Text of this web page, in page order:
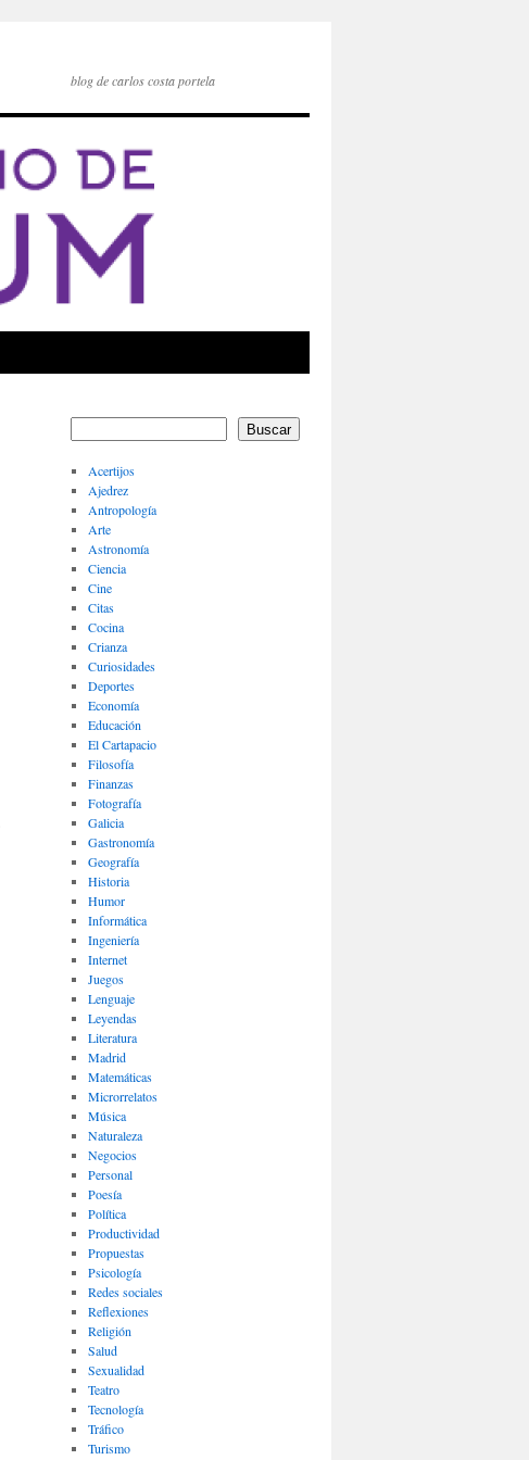
blog de carlos costa portela
Buscar
Acertijos
Ajedrez
Antropología
Arte
Astronomía
Ciencia
Cine
Citas
Cocina
Crianza
Curiosidades
Deportes
Economía
Educación
El Cartapacio
Filosofía
Finanzas
Fotografía
Galicia
Gastronomía
Geografía
Historia
Humor
Informática
Ingeniería
Internet
Juegos
Lenguaje
Leyendas
Literatura
Madrid
Matemáticas
Microrrelatos
Música
Naturaleza
Negocios
Personal
Poesía
Política
Productividad
Propuestas
Psicología
Redes sociales
Reflexiones
Religión
Salud
Sexualidad
Teatro
Tecnología
Tráfico
Turismo